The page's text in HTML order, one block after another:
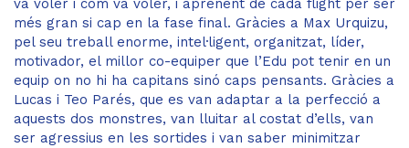
va voler i com va voler, i aprenent de cada flight per ser
més gran si cap en la fase final. Gràcies a Max Urquizu,
pel seu treball enorme, intel·ligent, organitzat, líder,
motivador, el millor co-equiper que l’Edu pot tenir en un
equip on no hi ha capitans sinó caps pensants. Gràcies a
Lucas i Teo Parés, que es van adaptar a la perfecció a
aquests dos monstres, van lluitar al costat d’ells, van
ser agressius en les sortides i van saber minimitzar